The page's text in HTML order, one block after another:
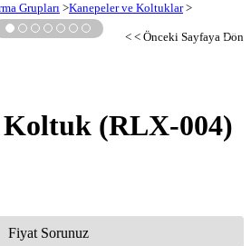
Grupları>Kanepeler ve Koltuklar>
< < Önceki Sayfaya Dön
›
(RLX-004)
Fiyat Sorunuz